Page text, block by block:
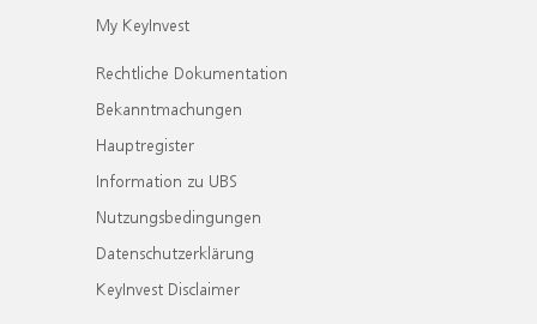
My KeyInvest
Rechtliche Dokumentation
Bekanntmachungen
Hauptregister
Information zu UBS
Nutzungsbedingungen
Datenschutzerklärung
KeyInvest Disclaimer